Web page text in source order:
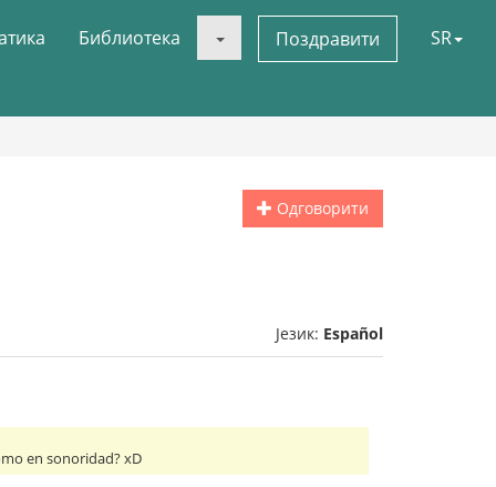
Библиотека Поздравити SR
Одговорити
Језик: Español
en sonoridad? xD